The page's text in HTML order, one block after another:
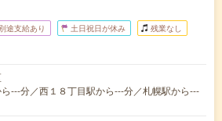
途支給あり 土日祝日が休み 残業なし
---分／西１８丁目駅から---分／札幌駅から---